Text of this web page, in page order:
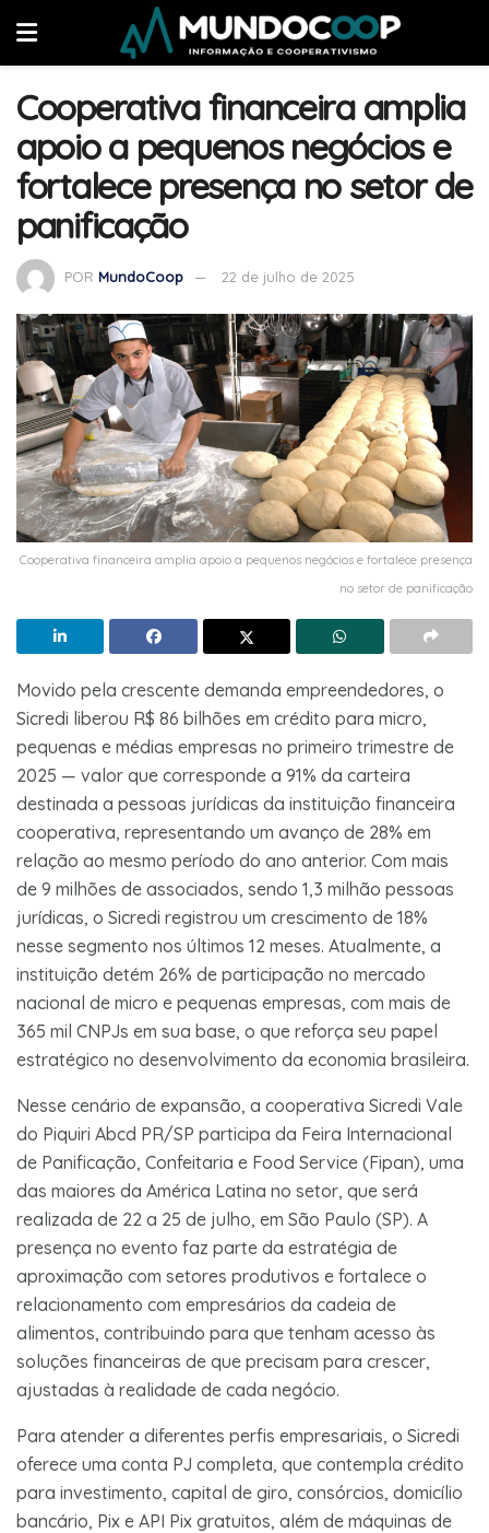
Cooperativa financeira amplia
apoio a pequenos negócios e
fortalece presença no setor de
panificação
POR MundoCoop 22 de julho de 2025
Cooperativa financeira amplia apoio a pequenos negócios e fortalece presença
no setor de panificação
Movido pela crescente demanda empreendedores, o
Sicredi liberou R$ 86 bilhões em crédito para micro,
pequenas e médias empresas no primeiro trimestre de
2025 — valor que corresponde a 91% da carteira
destinada a pessoas jurídicas da instituição financeira
cooperativa, representando um avanço de 28% em
relação ao mesmo período do ano anterior. Com mais
de 9 milhões de associados, sendo 1,3 milhão pessoas
jurídicas, o Sicredi registrou um crescimento de 18%
nesse segmento nos últimos 12 meses. Atualmente, a
instituição detém 26% de participação no mercado
nacional de micro e pequenas empresas, com mais de
365 mil CNPJs em sua base, o que reforça seu papel
estratégico no desenvolvimento da economia brasileira.
Nesse cenário de expansão, a cooperativa Sicredi Vale
do Piquiri Abcd PR/SP participa da Feira Internacional
de Panificação, Confeitaria e Food Service (Fipan), uma
das maiores da América Latina no setor, que será
realizada de 22 a 25 de julho, em São Paulo (SP). A
presença no evento faz parte da estratégia de
aproximação com setores produtivos e fortalece o
relacionamento com empresários da cadeia de
alimentos, contribuindo para que tenham acesso às
soluções financeiras de que precisam para crescer,
ajustadas à realidade de cada negócio.
Para atender a diferentes perfis empresariais, o Sicredi
oferece uma conta PJ completa, que contempla crédito
para investimento, capital de giro, consórcios, domicílio
bancário, Pix e API Pix gratuitos, além de máquinas de